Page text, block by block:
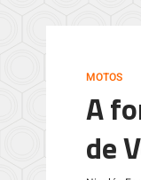
MOTOS
A
de